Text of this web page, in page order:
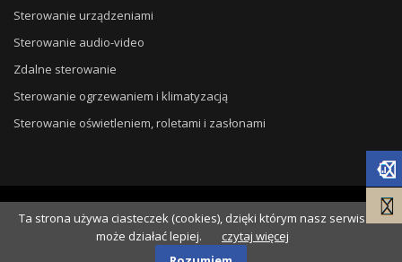
Ta strona używa ciasteczek (cookies), dzięki którym nasz serwis
może działać lepiej.
czytaj więcej
Sterowanie urządzeniami
Sterowanie audio-video
Zdalne sterowanie
Sterowanie ogrzewaniem i klimatyzacją
Sterowanie oświetleniem, roletami i zasłonami
© 2026 DG ELPRO
. Wdrożenie
NSS.pl.